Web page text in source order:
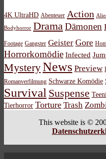
4K UltraHD Abenteuer Action
Bodyhorror Drama Dämonen
Footage Gangster Geister Gore
Horrorkomödie Infected
MysteryNews Preview
Romanverfilmung Schwarze Komödie
Survival Suspense
Tierhorror Torture Trash
This website is ©